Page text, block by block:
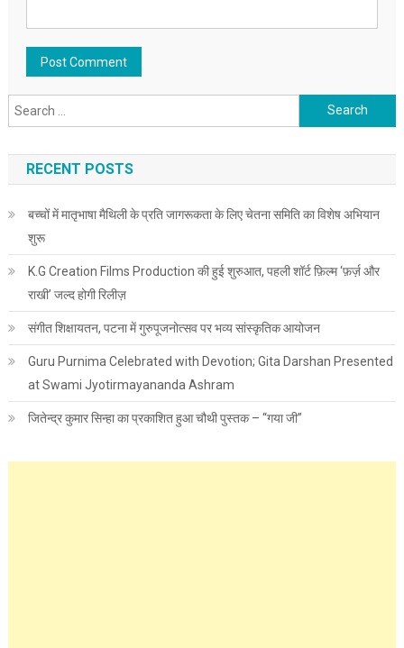
Search for:
RECENT POSTS
बच्चों में मातृभाषा मैथिली के प्रति जागरूकता के लिए चेतना समिति का विशेष अभियान
शुरू
K.G Creation Films Production की हुई शुरुआत, पहली शॉर्ट फ़िल्म ‘फ़र्ज़ और
राखी’ जल्द होगी रिलीज़
संगीत शिक्षायतन, पटना में गुरुपूजनोत्सव पर भव्य सांस्कृतिक आयोजन
Guru Purnima Celebrated with Devotion; Gita Darshan Presented
at Swami Jyotirmayananda Ashram
जितेन्द्र कुमार सिन्हा का प्रकाशित हुआ चौथी पुस्तक – “गया जी”